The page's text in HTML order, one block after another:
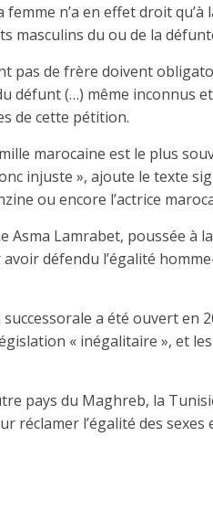
n’a en effet droit
masculins du ou de la
pas de frère doivent
défunt (…) même inconnus
de cette pétition.
marocaine est le plus
injuste », ajoute le texte
ou encore l’actrice
Asma Lamrabet, poussée à
défendu l’égalité
a été ouvert en
« inégalitaire », et
pays du Maghreb, la
réclamer l’égalité des